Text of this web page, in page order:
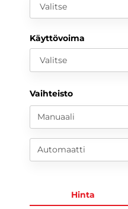
Valitse
Käyttövoima
Valitse
Vaihteisto
Manuaali
Automaatti
Hinta